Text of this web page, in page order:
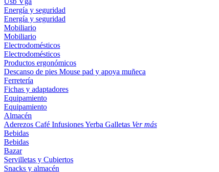
Energía y seguridad
Energía y seguridad
Mobiliario
Mobiliario
Electrodomésticos
Electrodomésticos
Productos ergonómicos
Descanso de pies Mouse pad y apoya muñeca
Ferretería
Fichas y adaptadores
Equipamiento
Equipamiento
Almacén
Aderezos Café InfusionesYerba Galletas Ver más
Bebidas
Bebidas
Bazar
Servilletas y Cubiertos
Snacks y almacén